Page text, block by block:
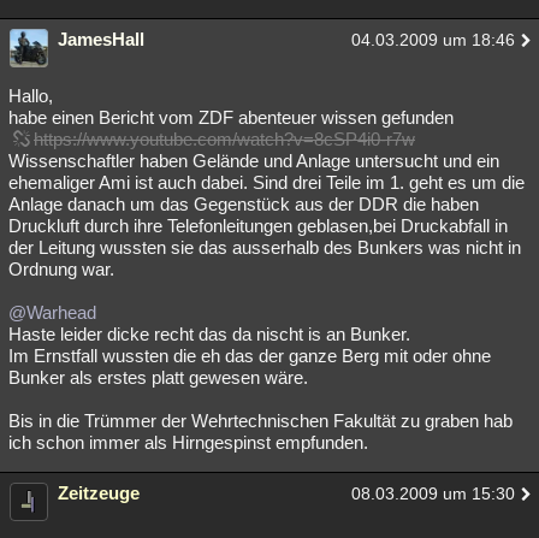
JamesHall 04.03.2009 um 18:46
Hallo,
habe einen Bericht vom ZDF abenteuer wissen gefunden
https://www.youtube.com/watch?v=8cSP4i0-r7w
Wissenschaftler haben Gelände und Anlage untersucht und ein
ehemaliger Ami ist auch dabei. Sind drei Teile im 1. geht es um die
Anlage danach um das Gegenstück aus der DDR die haben
Druckluft durch ihre Telefonleitungen geblasen,bei Druckabfall in
der Leitung wussten sie das ausserhalb des Bunkers was nicht in
Ordnung war.
@Warhead
Haste leider dicke recht das da nischt is an Bunker.
Im Ernstfall wussten die eh das der ganze Berg mit oder ohne
Bunker als erstes platt gewesen wäre.
Bis in die Trümmer der Wehrtechnischen Fakultät zu graben hab
ich schon immer als Hirngespinst empfunden.
Zeitzeuge 08.03.2009 um 15:30